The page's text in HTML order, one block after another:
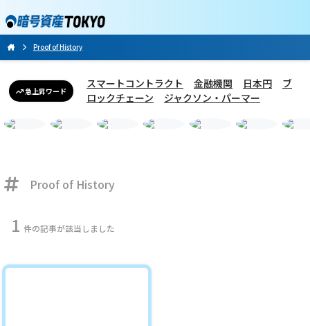
Proof of History
急上昇ワード
スマートコントラクト 金融機関 日本円
ブ
ロックチェーン
ジャクソン・パーマー
Proof of History
1 件の記事が該当しました